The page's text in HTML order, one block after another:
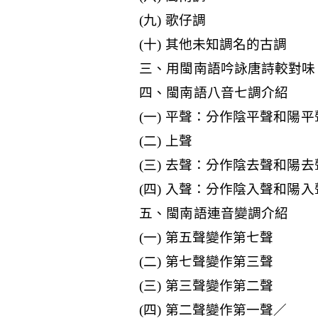
(九) 歌仔調
(十) 其他未知調名的古調
三、用閩南語吟詠唐詩較對味
四、閩南語八音七調介紹
(一) 平聲：分作陰平聲和陽平
(二) 上聲
(三) 去聲：分作陰去聲和陽去
(四) 入聲：分作陰入聲和陽入
五、閩南語連音變調介紹
(一) 第五聲變作第七聲
(二) 第七聲變作第三聲
(三) 第三聲變作第二聲
(四) 第二聲變作第一聲／